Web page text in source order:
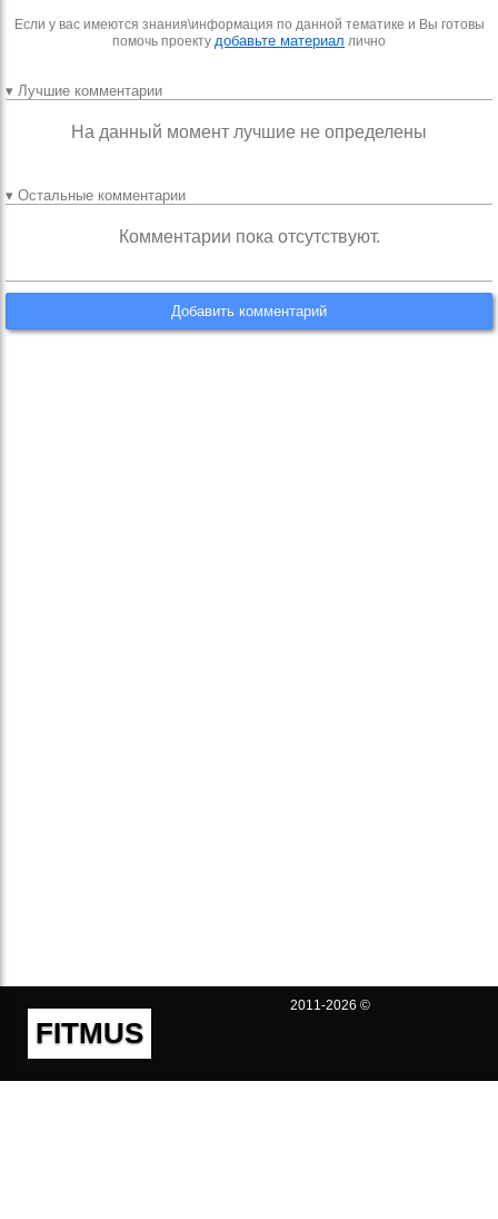
Если у вас имеются знания\информация по данной тематике и Вы готовы
помочь проекту добавьте материал лично
▾ Лучшие комментарии
На данный момент лучшие не определены
▾ Остальные комментарии
Комментарии пока отсутствуют.
Добавить комментарий
FITMUS
2011-2026 ©